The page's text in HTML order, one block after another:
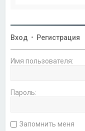
Вход • Регистрация
Имя пользователя:
Пароль:
Запомнить меня